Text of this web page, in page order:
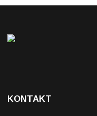
KONTAKT